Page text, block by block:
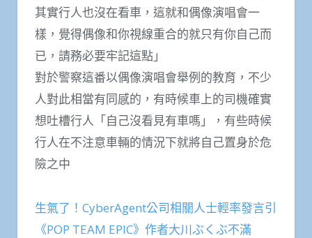
其實行人也沒在看車，這就和偶像演唱會一
樣，覺得偶像和你視線重合的就只有你自己而
已，請務必要牢記這點」
對於警察這番以偶像演唱會舉例的教育，不少
人對此相當有同感的，有時候車上的司機確實
想吐槽行人「自己沒看見有車嗎」，有些時候
行人在不注意車輛的情況下就將自己置身於危
險之中
生氣了！CyberAgent公司相關人士輕率發言引
《POP TEAM EPIC》作者大川ぶくぶ不滿